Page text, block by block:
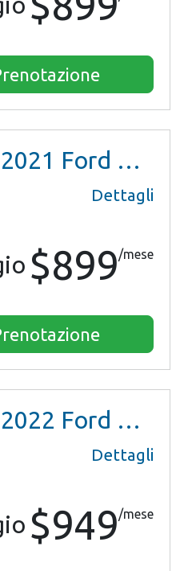
2021 Ford Ranger XL Ext Cab
Dettagli
$899/mese
2022 Ford Escape SE Hybrid
Dettagli
$949/mese